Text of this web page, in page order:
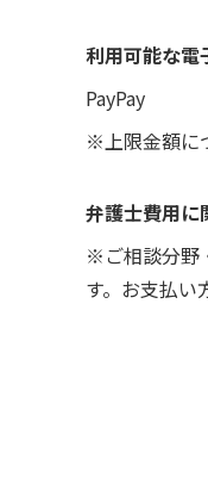
利用可能な電
PayPay
※上限金額に
弁護士費用に
※ご相談分野
す。お支払い